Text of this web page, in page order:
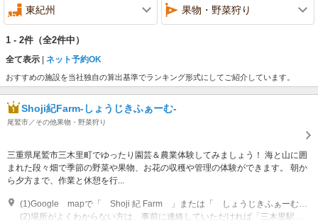
東紀州 果物・野菜狩り
1 - 2件 （全2件中）
全て表示 ネット予約OK
おすすめの施設を当社独自の算出基準でランキング形式にしてご紹介しています。
Shoji紀Farm-しょうじきふぁーむ-
尾鷲市／その他果物・野菜狩り
三重県尾鷲市三木里町でゆったり園芸＆農業体験してみましょう！ 海と山に囲
まれた段々畑で季節の野菜や果物、お花の収穫や管理の体験ができます。 朝か
ら夕方まで、作業と休憩を行...